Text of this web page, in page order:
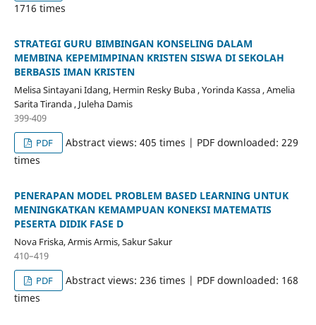
1716 times
STRATEGI GURU BIMBINGAN KONSELING DALAM
MEMBINA KEPEMIMPINAN KRISTEN SISWA DI SEKOLAH
BERBASIS IMAN KRISTEN
Melisa Sintayani Idang, Hermin Resky Buba , Yorinda Kassa , Amelia
Sarita Tiranda , Juleha Damis
399-409
PDF
Abstract views: 405 times | PDF downloaded: 229
times
PENERAPAN MODEL PROBLEM BASED LEARNING UNTUK
MENINGKATKAN KEMAMPUAN KONEKSI MATEMATIS
PESERTA DIDIK FASE D
Nova Friska, Armis Armis, Sakur Sakur
410–419
PDF
Abstract views: 236 times | PDF downloaded: 168
times